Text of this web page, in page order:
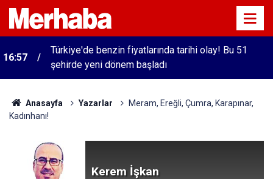
16:57
Türkiye'de benzin fiyatlarında tarihi olay! Bu 51
şehirde yeni dönem başladı
Anasayfa Yazarlar
Meram, Ereğli, Çumra, Karapınar,
Kadınhanı!
Kerem İşkan